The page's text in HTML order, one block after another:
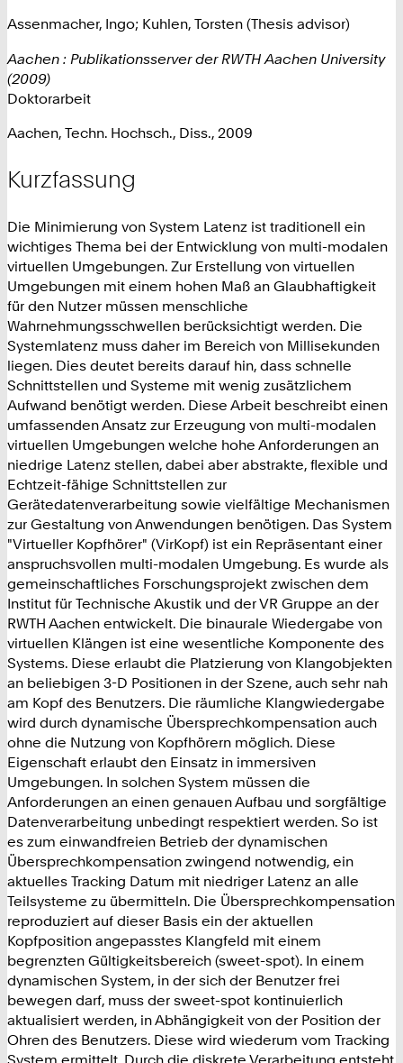
Assenmacher, Ingo; Kuhlen, Torsten (Thesis advisor)
Aachen : Publikationsserver der RWTH Aachen University
(2009)
Doktorarbeit
Aachen, Techn. Hochsch., Diss., 2009
Kurzfassung
Die Minimierung von System Latenz ist traditionell ein
wichtiges Thema bei der Entwicklung von multi-modalen
virtuellen Umgebungen. Zur Erstellung von virtuellen
Umgebungen mit einem hohen Maß an Glaubhaftigkeit
für den Nutzer müssen menschliche
Wahrnehmungsschwellen berücksichtigt werden. Die
Systemlatenz muss daher im Bereich von Millisekunden
liegen. Dies deutet bereits darauf hin, dass schnelle
Schnittstellen und Systeme mit wenig zusätzlichem
Aufwand benötigt werden. Diese Arbeit beschreibt einen
umfassenden Ansatz zur Erzeugung von multi-modalen
virtuellen Umgebungen welche hohe Anforderungen an
niedrige Latenz stellen, dabei aber abstrakte, flexible und
Echtzeit-fähige Schnittstellen zur
Gerätedatenverarbeitung sowie vielfältige Mechanismen
zur Gestaltung von Anwendungen benötigen. Das System
"Virtueller Kopfhörer" (VirKopf) ist ein Repräsentant einer
anspruchsvollen multi-modalen Umgebung. Es wurde als
gemeinschaftliches Forschungsprojekt zwischen dem
Institut für Technische Akustik und der VR Gruppe an der
RWTH Aachen entwickelt. Die binaurale Wiedergabe von
virtuellen Klängen ist eine wesentliche Komponente des
Systems. Diese erlaubt die Platzierung von Klangobjekten
an beliebigen 3-D Positionen in der Szene, auch sehr nah
am Kopf des Benutzers. Die räumliche Klangwiedergabe
wird durch dynamische Übersprechkompensation auch
ohne die Nutzung von Kopfhörern möglich. Diese
Eigenschaft erlaubt den Einsatz in immersiven
Umgebungen. In solchen System müssen die
Anforderungen an einen genauen Aufbau und sorgfältige
Datenverarbeitung unbedingt respektiert werden. So ist
es zum einwandfreien Betrieb der dynamischen
Übersprechkompensation zwingend notwendig, ein
aktuelles Tracking Datum mit niedriger Latenz an alle
Teilsysteme zu übermitteln. Die Übersprechkompensation
reproduziert auf dieser Basis ein der aktuellen
Kopfposition angepasstes Klangfeld mit einem
begrenzten Gültigkeitsbereich (sweet-spot). In einem
dynamischen System, in der sich der Benutzer frei
bewegen darf, muss der sweet-spot kontinuierlich
aktualisiert werden, in Abhängigkeit von der Position der
Ohren des Benutzers. Diese wird wiederum vom Tracking